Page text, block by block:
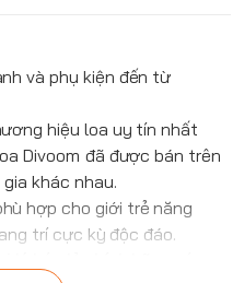
và phụ kiện đến từ
hiệu loa uy tín nhất
Divoom đã được bán trên
khác nhau.
hợp cho giới trẻ năng
trí cực kỳ độc đáo.